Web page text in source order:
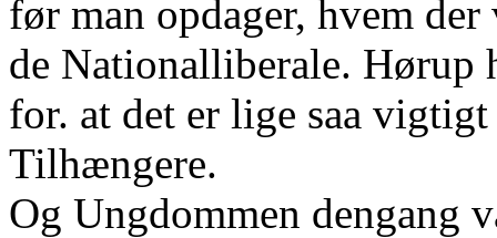
før man opdager, hvem
de Nationalliberale. Hørup
for. at det er lige saa
Tilhængere.
Og Ungdommen dengang